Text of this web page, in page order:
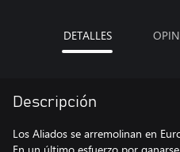
DETALLES
Descripción
Los Aliados se arremolinan en
En un último esfuerzo por